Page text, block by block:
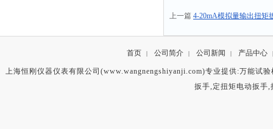
上一篇 4-20mA模拟量输出扭矩
首页 | 公司简介 | 公司新闻 | 产品中心 |
上海恒刚仪器仪表有限公司(www.wangnengshiyanji.com)专业提供:万能试验
扳手, 定扭矩电动扳手,